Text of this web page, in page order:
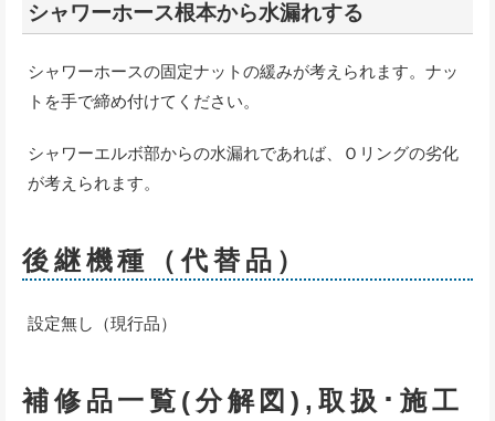
シャワーホース根本から水漏れする
シャワーホースの固定ナットの緩みが考えられます。ナッ
トを手で締め付けてください。
シャワーエルボ部からの水漏れであれば、Ｏリングの劣化
が考えられます。
後継機種（代替品）
設定無し（現行品）
補修品一覧(分解図),取扱･施工